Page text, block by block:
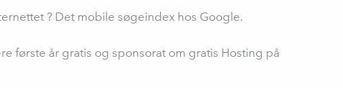
? Det mobile søgeindex hos Google.
første år gratis og sponsorat om gratis Hosting på